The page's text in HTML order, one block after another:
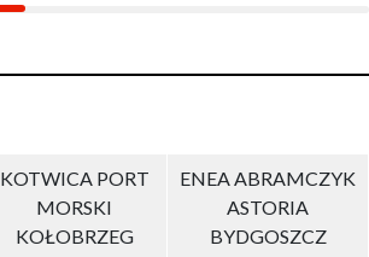
KOTWICA PORT
MORSKI
KOŁOBRZEG
ENEA ABRAMCZYK
ASTORIA
BYDGOSZCZ